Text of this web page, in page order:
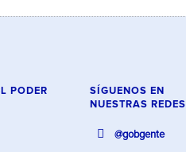
PODER
SÍGUENOS EN
NUESTRAS REDES
@gobgente